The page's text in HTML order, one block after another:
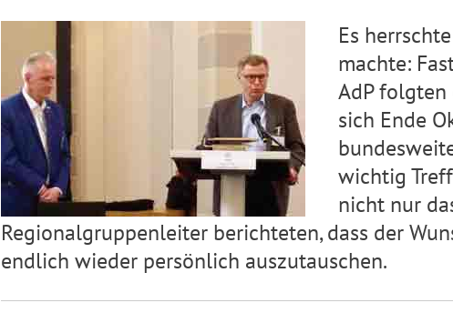
Es
machte:
AdP folgten
sich Ende
wichtig
nicht nur
Regionalgruppenleiter berichteten, dass der
endlich wieder persönlich auszutauschen.